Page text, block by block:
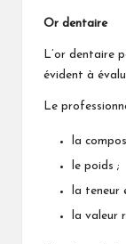
Or dentaire
L’or dentaire
évident à
Le
la
le poids ;
la teneur
la valeur